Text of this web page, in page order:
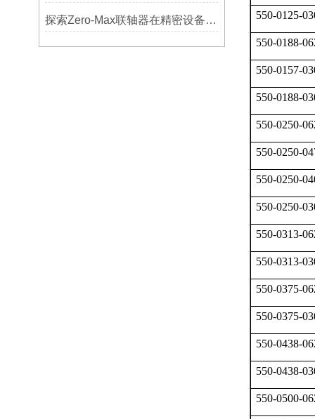
探索Zero-Max联轴器在精密设备中的优势 550-0125-
550-0188-
550-0157-
550-0188-
550-0250-
550-0250-
550-0250-
550-0250-
550-0313-
550-0313-
550-0375-
550-0375-
550-0438-
550-0438-
550-0500-